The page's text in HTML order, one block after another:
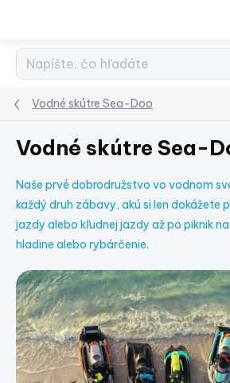
Vodné skútre Sea-Doo
Vodné skútre Sea-
Naše prvé dobrodružstvo vo vodnom
každý druh zábavy, akú si len dokážete
jazdy alebo kľudnej jazdy až po piknik
hladine alebo rybárčenie.